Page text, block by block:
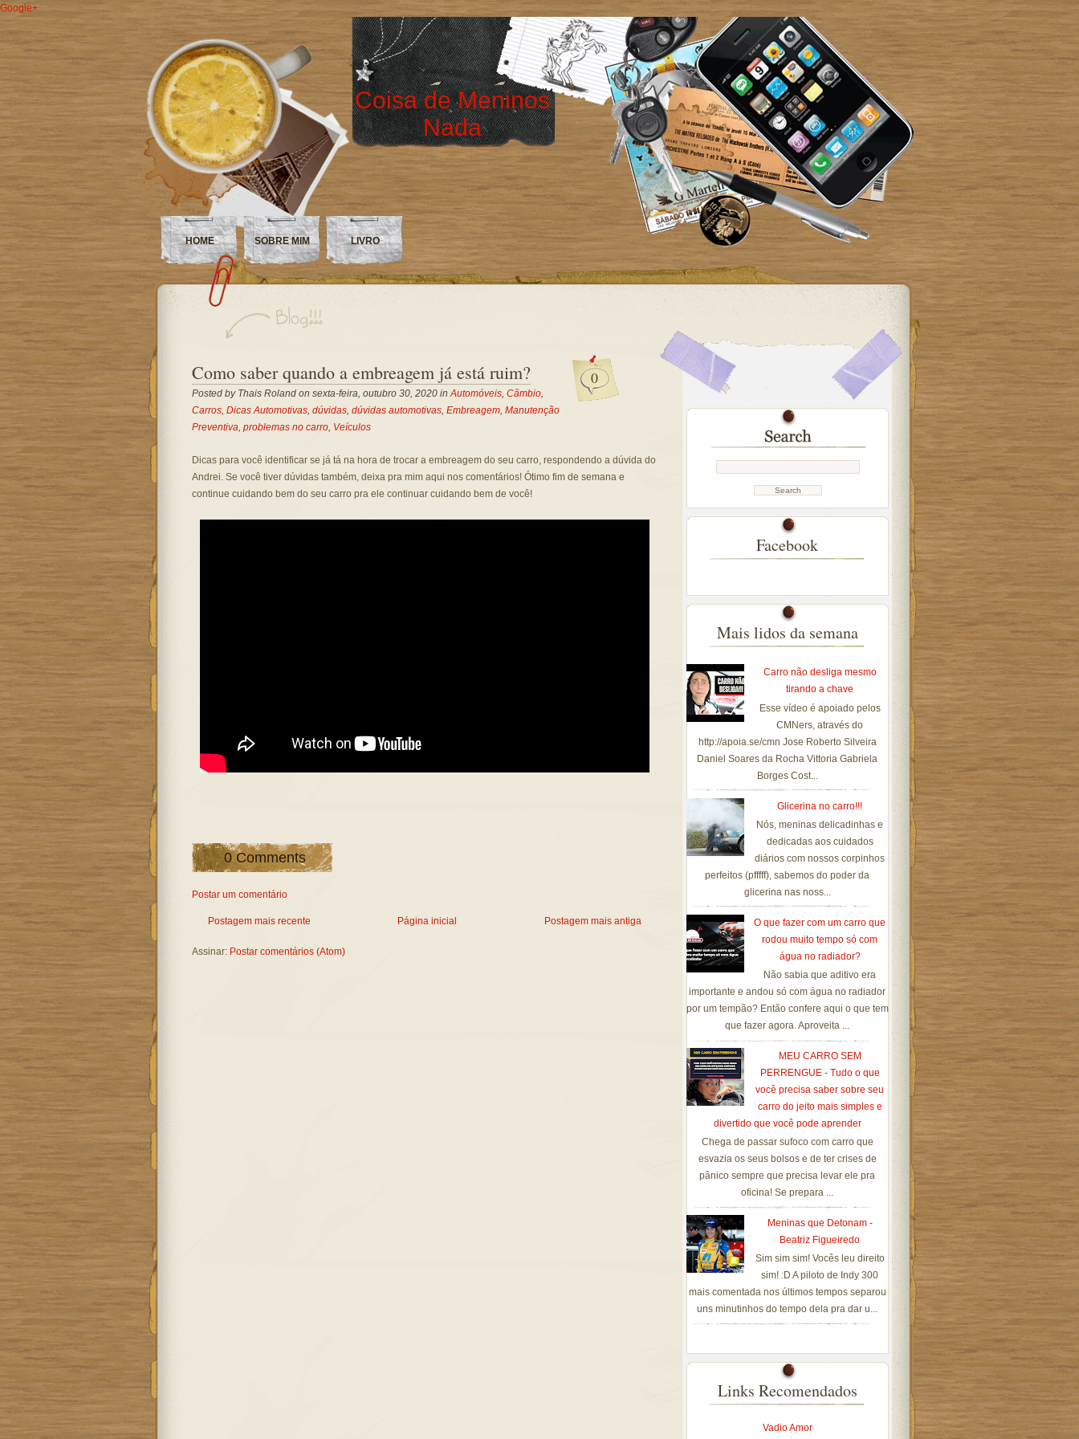
Google+
Coisa de Meninos
Nada
HOME SOBRE MIM LIVRO
0
Como saber quando a embreagem já está ruim?
Posted by Thais Rolandon sexta-feira, outubro 30, 2020 inAutomóveis, Câmbio,
Carros, Dicas Automotivas, dúvidas, dúvidas automotivas, Embreagem, Manutenção
Preventiva, problemas no carro, Veículos
Dicas para você identificar se já tá na hora de trocar a embreagem do seu carro, respondendo a dúvida do
Andrei. Se você tiver dúvidas também, deixa pra mim aqui nos comentários! Ótimo fim de semana e
continue cuidando bem do seu carro pra ele continuar cuidando bem de você!
0 Comments
Postar um comentário
Postagem mais recente Postagem mais antiga
Página inicial
Assinar: Postar comentários (Atom)
Facebook
Mais lidos da semana
Carro não desliga mesmo
tirando a chave
Esse vídeo é apoiado pelos
CMNers, através do
http://apoia.se/cmn Jose Roberto Silveira
Daniel Soares da Rocha Vittoria Gabriela
Borges Cost...
Glicerina no carro!!!
Nós, meninas delicadinhas e
dedicadas aos cuidados
diários com nossos corpinhos
perfeitos (pfffff), sabemos do poder da
glicerina nas noss...
O que fazer com um carro que
rodou muito tempo só com
água no radiador?
Não sabia que aditivo era
importante e andou só com água no radiador
por um tempão? Então confere aqui o que tem
que fazer agora. Aproveita ...
MEU CARRO SEM
PERRENGUE - Tudo o que
você precisa saber sobre seu
carro do jeito mais simples e
divertido que você pode aprender
Chega de passar sufoco com carro que
esvazia os seus bolsos e de ter crises de
pânico sempre que precisa levar ele pra
oficina! Se prepara ...
Meninas que Detonam -
Beatriz Figueiredo
Sim sim sim! Vocês leu direito
sim! :D A piloto de Indy 300
mais comentada nos últimos tempos separou
uns minutinhos do tempo dela pra dar u...
Links Recomendados
Vadio Amor